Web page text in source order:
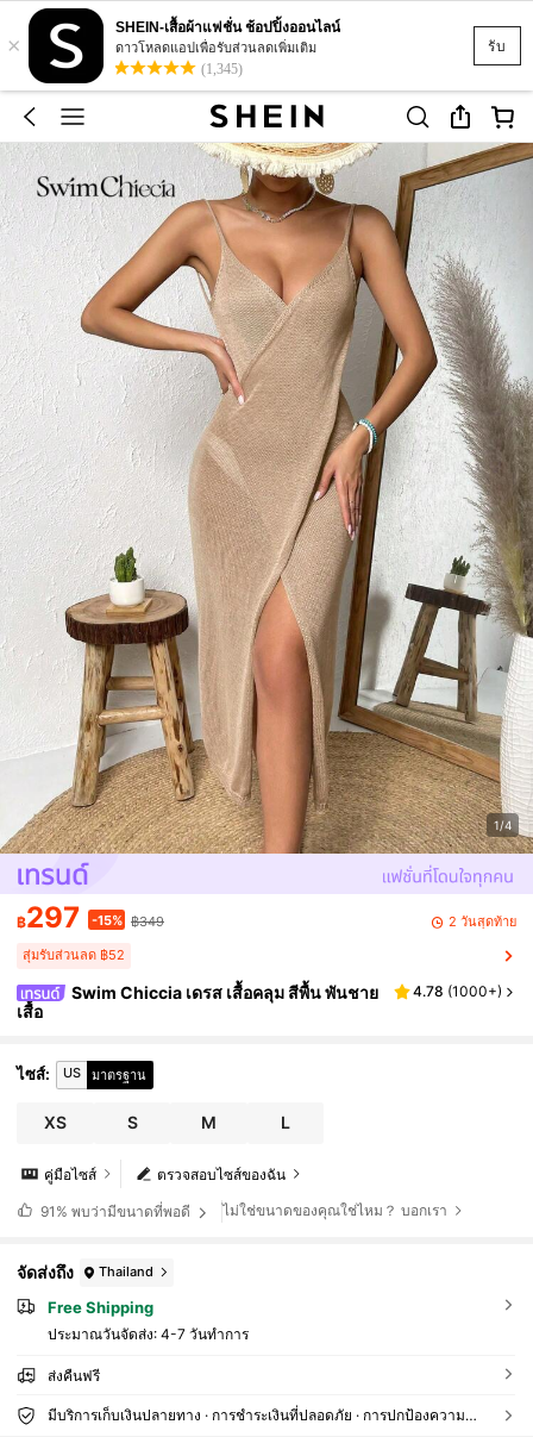
รับ
×
SHEIN-เสื้อผ้าแฟชั่น ช้อปปิ้งออนไลน์
ดาวโหลดแอปเพื่อรับส่วนลดเพิ่มเติม
(1,345)
1/4
฿297 -15% ฿349 2 วันสุดท้าย
สุ่มรับส่วนลด ฿52
Swim Chiccia เดรส เสื้อคลุม สีพื้น พันชาย
เสื้อ
4.78 (1000+)
ไซส์: US มาตรฐาน
XS S M L
ตรวจสอบไซส์ของฉัน
คู่มือไซส์
91% พบว่ามีขนาดที่พอดี ไม่ใช่ขนาดของคุณใช่ไหม？ บอกเรา
จัดส่งถึง Thailand
Free Shipping
ประมาณวันจัดส่ง: 4-7 วันทำการ
ส่งคืนฟรี
มีบริการเก็บเงินปลายทาง · การชำระเงินที่ปลอดภัย · การปกป้องความเป็นส่วนตัว